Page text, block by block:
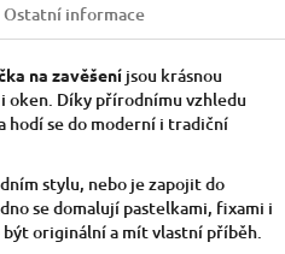
Ostatní informace
na zavěšení jsou krásnou
oken. Díky přírodnímu vzhledu
hodí se do moderní i tradiční
stylu, nebo je zapojit do
se domalují pastelkami, fixami i
originální a mít vlastní příběh.